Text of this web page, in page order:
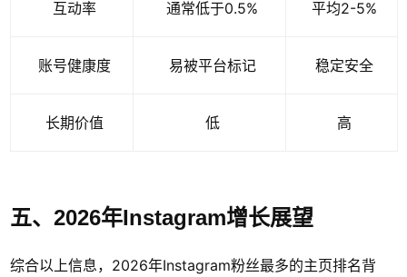
互动率 通常低于0.5% 平均2-5%
账号健康度 易被平台标记 稳定安全
长期价值 低 高
五、2026年Instagram增长展望
综合以上信息，2026年Instagram粉丝最多的主页排名背